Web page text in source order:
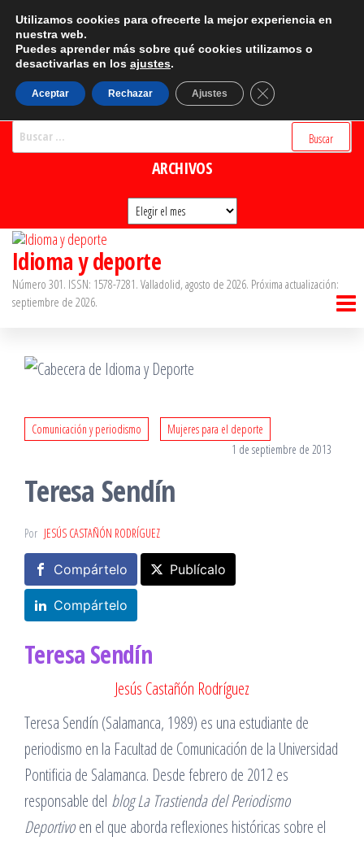
Saltar
contenido
CATEGORÍAS
Categorías
BUSCADOR
ARCHIVOS
Archivos
Idioma y deporte
Número 301. ISSN: 1578-7281. Valladolid, agosto de 2026. Próxima actualización:
septiembre de 2026.
Comunicación y periodismo
Mujeres para el deporte
1 de septiembre de 2013
Teresa Sendín
Por JESÚS CASTAÑÓN RODRÍGUEZ
Compártelo Publícalo
Compártelo
Teresa Sendín
Jesús Castañón Rodríguez
Teresa Sendín (Salamanca, 1989) es una estudiante de
periodismo en la Facultad de Comunicación de la Universidad
Pontificia de Salamanca. Desde febrero de 2012 es
responsable del blog La Trastienda del Periodismo
Deportivoen el que aborda reflexiones históricas sobre el
Utilizamos cookies para ofrecerte la mejor experiencia en
nuestra web.
Puedes aprender más sobre qué cookies utilizamos o
desactivarlas en los ajustes.
Aceptar Rechazar Ajustes Cerrar el banner